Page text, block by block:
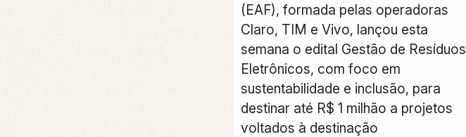
(EAF), formada pelas operadoras
Claro, TIM e Vivo, lançou esta
semana o edital Gestão de Resíduos
Eletrônicos, com foco em
sustentabilidade e inclusão, para
destinar até R$ 1 milhão a projetos
voltados à destinação